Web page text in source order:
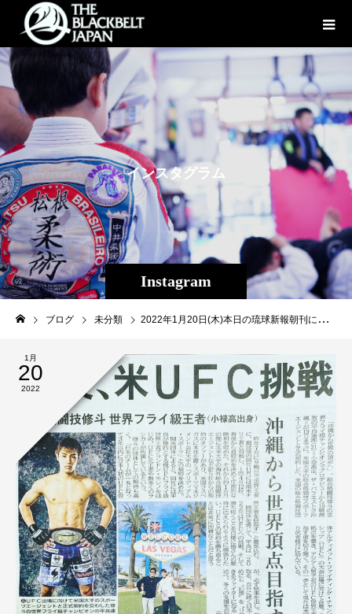
Instagram
インスタグラ ム
ブログ 未分類 2022年1月20日(木)本日の琉球新報朝刊に平良達郎の記事が掲載されました！沖縄の皆様是非チェックチェックよろしくお願いします！！平良達郎初オリジナルTEE販売受付中↓http://www.inspirit.jp/smartphone/detail.html?id=000000000340平良達郎YouTube↓youtube.com/channel/UC44wU…#平良達郎#修斗#inspirit#Theパラエストラ沖縄
1月
20
2022